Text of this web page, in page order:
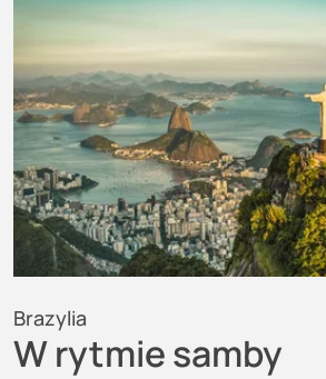
W rytmie samby
Brazylia